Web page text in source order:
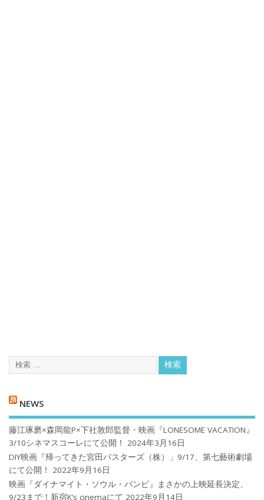
NEWS
藤江琢磨×森岡龍P×下社敦郎監督・映画『LONESOME VACATION』
3/10シネマスコーレにて公開！
2024年3月16日
DIY映画『帰ってきた宮田バスターズ（株）」9/17、第七藝術劇場
にて公開！
2022年9月16日
映画『ダイナマイト・ソウル・バンビ』まさかの上映延長決定、
9/23まで！新宿K’s cinemaにて 2022年9月14日